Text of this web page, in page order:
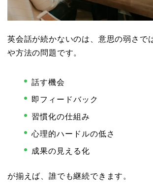
英会話が続かないのは、意思の弱さで
や方法の問題です。
話す機会
即フィードバック
習慣化の仕組み
心理的ハードルの低さ
成果の見える化
が揃えば、誰でも継続できます。